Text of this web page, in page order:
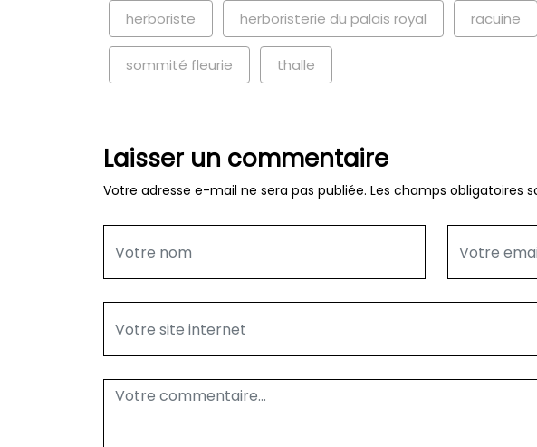
herboriste herboristerie du palais royal racuine
sommité fleurie thalle
Laisser un commentaire
Votre adresse e-mail ne sera pas publiée. Les champs obligatoires